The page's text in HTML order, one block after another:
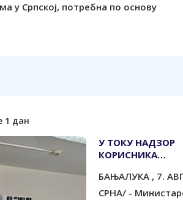
у Српској, потребна по основу
1 дан
У ТОКУ НАДЗОР
КОРИСНИКА
УЛАГАЊА
БАЊАЛУКА , 7.
СРНА/ -